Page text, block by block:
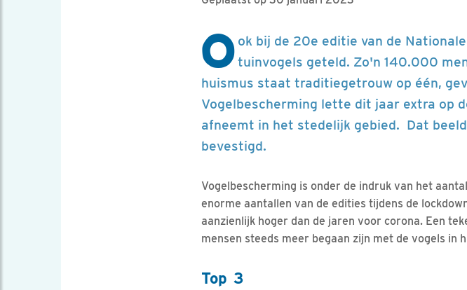
O ok bij de 20e editie van de
tuinvogels geteld. Zo'n 140.000
huismus staat traditiegetrouw op één,
Vogelbescherming lette dit jaar extra op
afneemt in het stedelijk gebied. Dat
bevestigd.
Vogelbescherming is onder de indruk van het
enorme aantallen van de edities tijdens de
aanzienlijk hoger dan de jaren voor corona. Een
mensen steeds meer begaan zijn met de vogels in
Top 3